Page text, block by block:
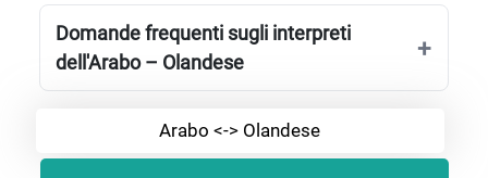
Domande frequenti sugli interpreti
dell'Arabo – Olandese
Arabo <-> Olandese